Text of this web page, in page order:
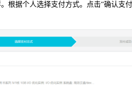
根据个人选择支付方式。点击“确认支